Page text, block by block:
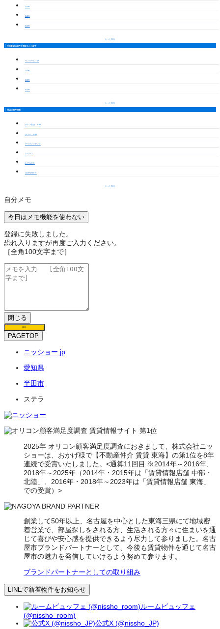
1LDK
2LDK
3LDK
もっと見る
住吉町駅の物件を間取りから探す
ワンルーム・1K
1LDK
2LDK
3LDK
もっと見る
周辺の物件情報
タウン美清 Ａ棟
ラスパ Ａ棟
アイズレジデンス
シリウス
レグルスⅡ
Jack funairi Ⅱ
もっと見る
自分メモ
今日はメモ機能を使わない
登録に失敗しました。
恐れ入りますが再度ご入力ください。
［全角100文字まで］
閉じる
保存
PAGETOP
ニッショー.jp
愛知県
半田市
ステラ
2025年 オリコン顧客満足度調査におきまして、株式会社ニッ
ショーは、おかげ様で【不動産仲介 賃貸 東海】の第1位を8年
連続で受賞いたしました。<通算11回目 ※2014年～2016年、
2018年～2025年（2014年・2015年は「賃貸情報店舗 中部・
北陸」、2016年・2018年～2023年は「賃貸情報店舗 東海」
での受賞）>
創業して50年以上、名古屋を中心とした東海三県にて地域密
着営業で、部屋探しをされる方、生活される方々に住まいを通
じて喜びや安心感を提供できるよう尽力して参りました。名古
屋市ブランドパートナーとして、今後も賃貸物件を通じて名古
屋市の魅力を発信していけるよう努めて参ります。
ブランドパートナーとしての取り組み
LINEで新着物件をお知らせ
ルームビュッフェ
(@nissho_room)
公式X (@nissho_JP)